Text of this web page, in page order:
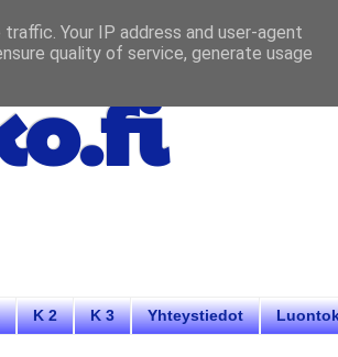
K 2 K 3 Yhteystiedot
Your IP address and user-agent
quality of service, generate usage